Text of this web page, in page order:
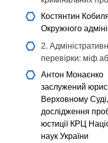
Костянтин
Окружного
2.
перевірки: міф
Антон Монаєнко
заслужений
Верховному
дослідження
юстиції КРЦ
наук України